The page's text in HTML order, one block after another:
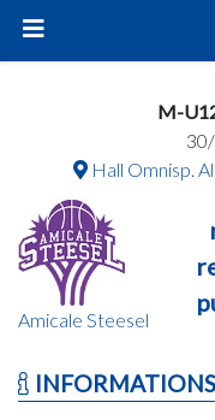
M-
Hall Omnisp.
Amicale Steesel
INFORMATIONS